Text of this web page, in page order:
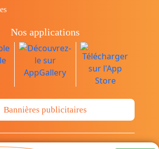
Nos applications
Bannières publicitaires